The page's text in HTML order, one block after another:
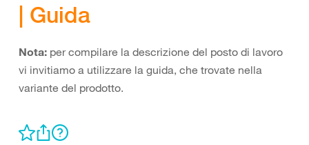
| Guida
Nota: per compilare la descrizione del posto di lavoro
vi invitiamo a utilizzare la guida, che trovate nella
variante del prodotto.